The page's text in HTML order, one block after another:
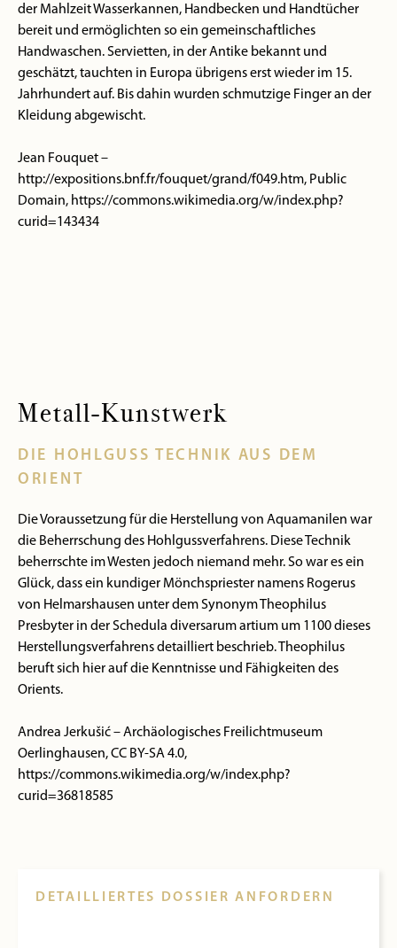
der Mahlzeit Wasserkannen, Handbecken und Handtücher
bereit und ermöglichten so ein gemeinschaftliches
Handwaschen. Servietten, in der Antike bekannt und
geschätzt, tauchten in Europa übrigens erst wieder im 15.
Jahrhundert auf. Bis dahin wurden schmutzige Finger an der
Kleidung abgewischt.
Jean Fouquet –
http://expositions.bnf.fr/fouquet/grand/f049.htm, Public
Domain, https://commons.wikimedia.org/w/index.php?
curid=143434
Metall-Kunstwerk
DIE HOHLGUSS TECHNIK AUS DEM
ORIENT
Die Voraussetzung für die Herstellung von Aquamanilen war
die Beherrschung des Hohlgussverfahrens. Diese Technik
beherrschte im Westen jedoch niemand mehr. So war es ein
Glück, dass ein kundiger Mönchspriester namens Rogerus
von Helmarshausen unter dem Synonym Theophilus
Presbyter in der Schedula diversarum artium um 1100 dieses
Herstellungsverfahrens detailliert beschrieb. Theophilus
beruft sich hier auf die Kenntnisse und Fähigkeiten des
Orients.
Andrea Jerkušić – Archäologisches Freilichtmuseum
Oerlinghausen, CC BY-SA 4.0,
https://commons.wikimedia.org/w/index.php?
curid=36818585
DETAILLIERTES DOSSIER ANFORDERN